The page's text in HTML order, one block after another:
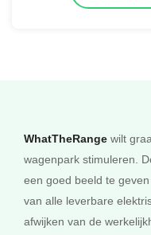
WhatTheRange wilt
wagenpark stimuleren.
een goed beeld te
van alle leverbare
afwijken van de